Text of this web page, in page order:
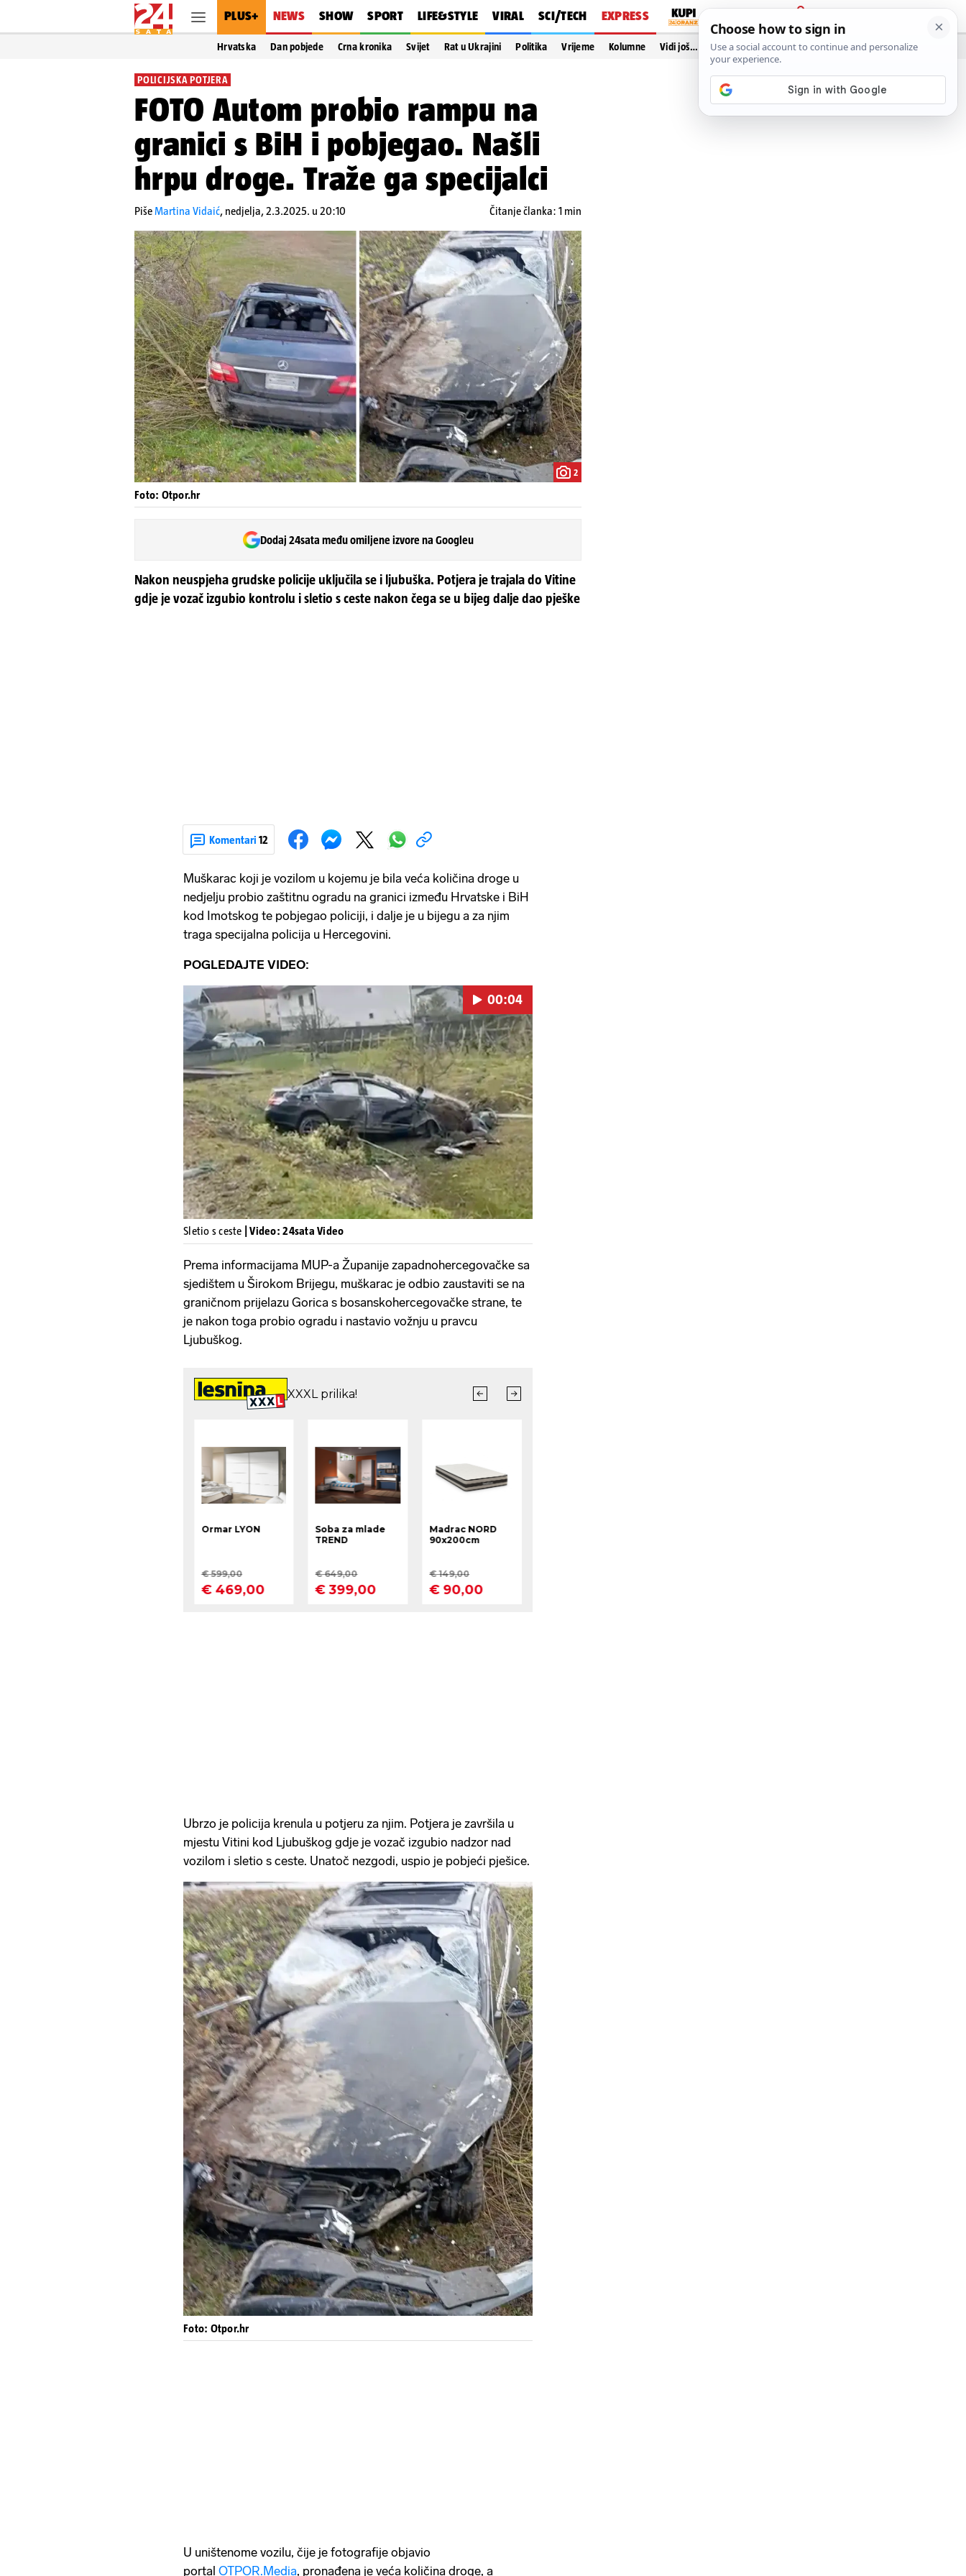
PLUS+ NEWS SHOW SPORT LIFE&STYLE VIRAL SCI/TECH EXPRESS
PRIJAVA
Hrvatska Dan pobjede Crna kronika Svijet Rat u Ukrajini Politika Vrijeme Kolumne Vidi još…
POLICIJSKA POTJERA
FOTO Autom probio rampu na
granici s BiH i pobjegao. Našli
hrpu droge. Traže ga specijalci
PišeMartina Vidaić, nedjelja, 2.3.2025. u 20:10 Čitanje članka: 1 min
2
Foto: Otpor.hr
Dodaj 24sata među omiljene izvore na Googleu
Nakon neuspjeha grudske policije uključila se i ljubuška. Potjera je trajala do Vitine
gdje je vozač izgubio kontrolu i sletio s ceste nakon čega se u bijeg dalje dao pješke
Komentari 12
Muškarac koji je vozilom u kojemu je bila veća količina droge u
nedjelju probio zaštitnu ogradu na granici između Hrvatske i BiH
kod Imotskog te pobjegao policiji, i dalje je u bijegu a za njim
traga specijalna policija u Hercegovini.
POGLEDAJTE VIDEO:
Pokretanje videa...
00:04
Sletio s ceste | Video: 24sata Video
Prema informacijama MUP-a Županije zapadnohercegovačke sa
sjedištem u Širokom Brijegu, muškarac je odbio zaustaviti se na
graničnom prijelazu Gorica s bosanskohercegovačke strane, te
je nakon toga probio ogradu i nastavio vožnju u pravcu
Ljubuškog.
Ubrzo je policija krenula u potjeru za njim. Potjera je završila u
mjestu Vitini kod Ljubuškog gdje je vozač izgubio nadzor nad
vozilom i sletio s ceste. Unatoč nezgodi, uspio je pobjeći pješice.
Foto: Otpor.hr
U uništenome vozilu, čije je fotografije objavio
portal OTPOR.Media, pronađena je veća količina droge, a